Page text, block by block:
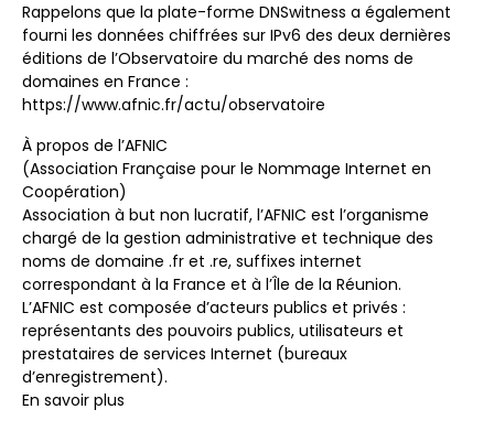
Rappelons que la plate-forme DNSwitness a également
fourni les données chiffrées sur IPv6 des deux dernières
éditions de l’Observatoire du marché des noms de
domaines en France :
https://www.afnic.fr/actu/observatoire
À propos de l’AFNIC
(Association Française pour le Nommage Internet en
Coopération)
Association à but non lucratif, l’AFNIC est l’organisme
chargé de la gestion administrative et technique des
noms de domaine .fr et .re, suffixes internet
correspondant à la France et à l’Île de la Réunion.
L’AFNIC est composée d’acteurs publics et privés :
représentants des pouvoirs publics, utilisateurs et
prestataires de services Internet (bureaux
d’enregistrement).
En savoir plus